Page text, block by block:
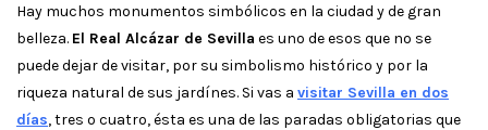
Hay muchos monumentos simbólicos en la ciudad y de gran
belleza. El Real Alcázar de Sevilla es uno de esos que no se
puede dejar de visitar, por su simbolismo histórico y por la
riqueza natural de sus jardínes. Si vas a visitar Sevilla en dos
días, tres o cuatro, ésta es una de las paradas obligatorias que